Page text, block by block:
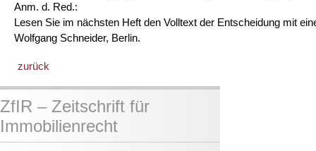
Anm. d. Red.:
Lesen Sie im nächsten Heft den Volltext der Entscheidung mit
Wolfgang Schneider, Berlin.
zurück
ZfIR – Zeitschrift für
Immobilienrecht